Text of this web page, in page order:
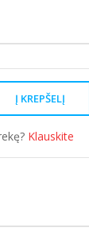
Klauskite